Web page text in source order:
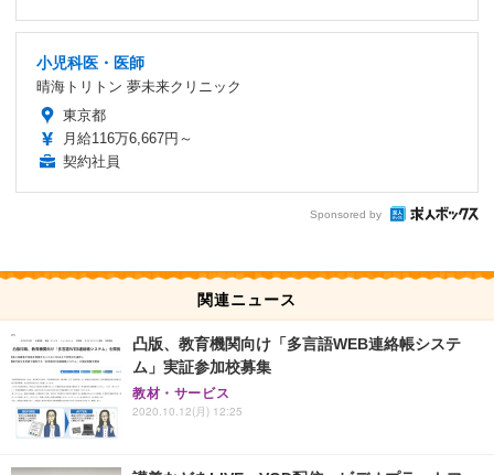
小児科医・医師
晴海トリトン 夢未来クリニック
東京都
月給116万6,667円～
契約社員
Sponsored by
関連ニュース
凸版、教育機関向け「多言語WEB連絡帳システ
ム」実証参加校募集
教材・サービス
2020.10.12(月) 12:25